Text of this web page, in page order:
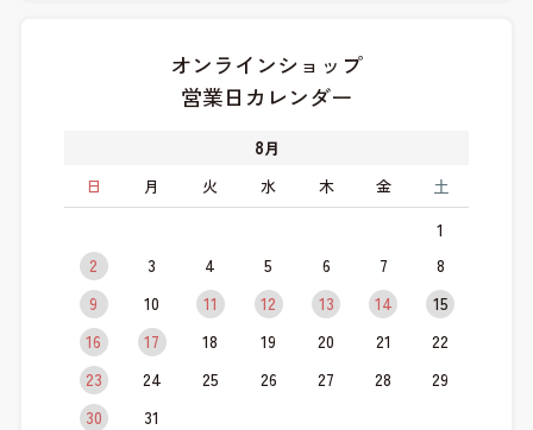
オンラインショップ
営業日カレンダー
8月
日
月 火 水 木 金 土
1
2
3 4 5 6 7
8
9
10 11 12 13 14
15
16
17 18 19 20 21
22
23
24 25 26 27 28
29
30
31